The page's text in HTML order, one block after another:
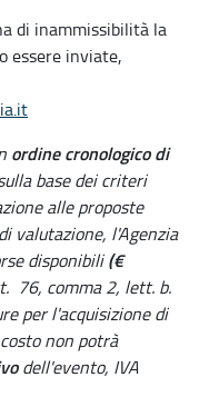
di inammissibilità la
essere inviate,
ordine cronologico di
base dei criteri
alle proposte
valutazione, l'Agenzia
disponibili(€
76, comma 2, lett. b.
per l'acquisizione di
non potrà
dell'evento, IVA